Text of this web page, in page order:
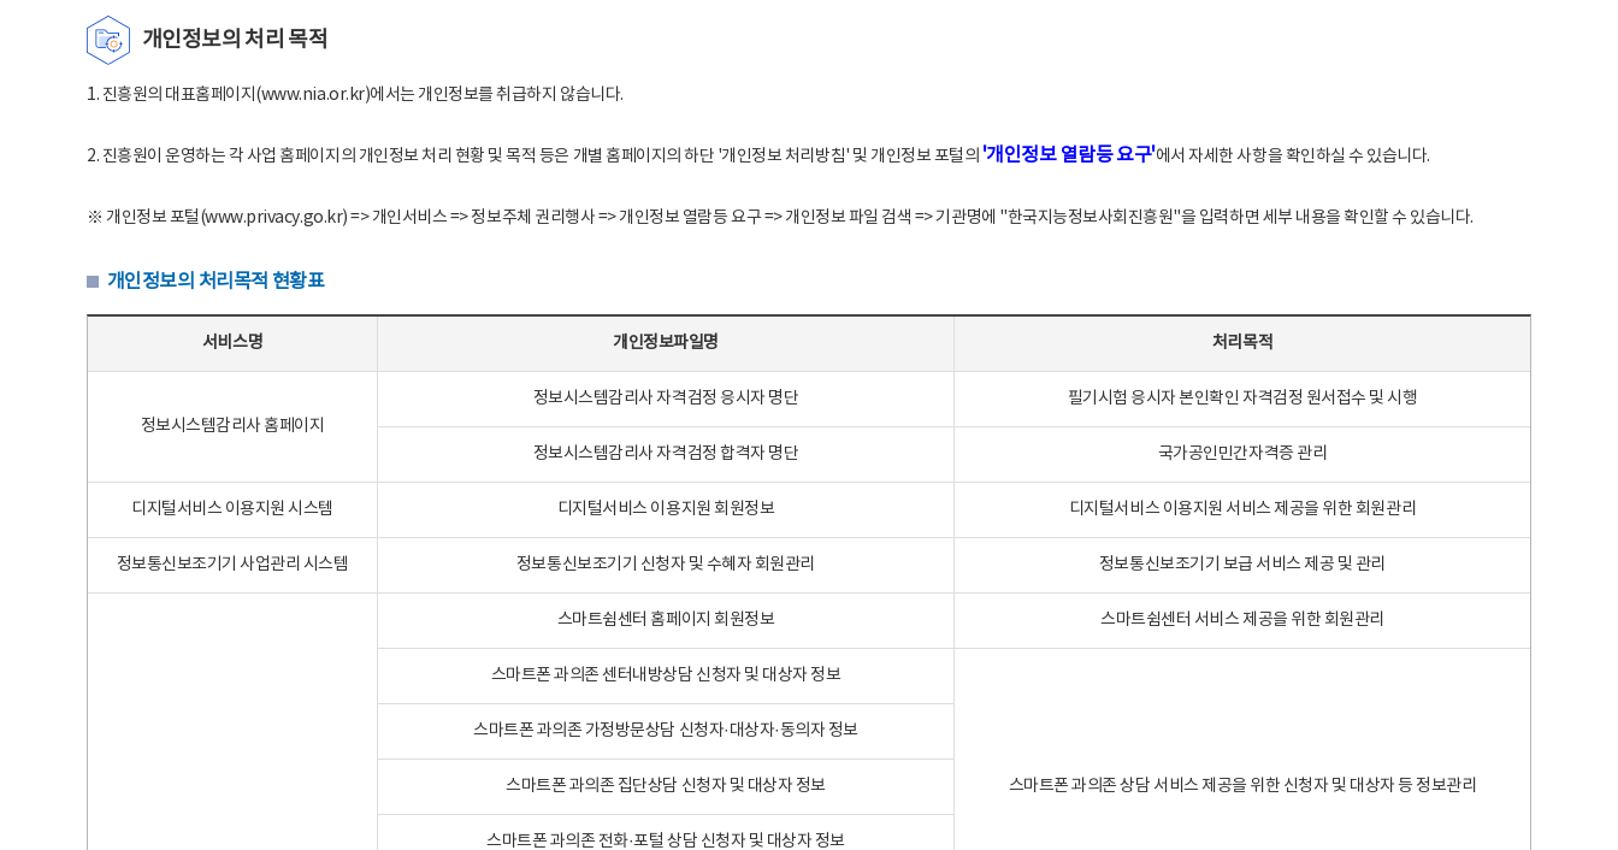
개인정보의 처리 목적
1. 진흥원의 대표홈페이지(www.nia.or.kr)에서는 개인정보를 취급하지 않습니다.
2. 진흥원이 운영하는 각 사업 홈페이지의 개인정보 처리 현황 및 목적 등은 개별 홈페이지의 하단 '개인정보 처리방침' 및 개인정보 포털의 '개인정보 열람등 요구'에서 자세한 사항을 확인하실 수 있습니다.
※ 개인정보 포털(www.privacy.go.kr) => 개인서비스 => 정보주체 권리행사 => 개인정보 열람등 요구 => 개인정보 파일 검색 => 기관명에 "한국지능정보사회진흥원"을 입력하면 세부 내용을 확인할 수 있습니다.
개인정보의 처리목적 현황표
서비스명 개인정보파일명 처리목적
정보시스템감리사 홈페이지
정보시스템감리사 자격검정 응시자 명단 필기시험 응시자 본인확인 자격검정 원서접수 및 시행
정보시스템감리사 자격검정 합격자 명단 국가공인민간자격증 관리
디지털서비스 이용지원 시스템 디지털서비스 이용지원 회원정보 디지털서비스 이용지원 서비스 제공을 위한 회원관리
정보통신보조기기 사업관리 시스템 정보통신보조기기 신청자 및 수혜자 회원관리 정보통신보조기기 보급 서비스 제공 및 관리
스마트쉼센터 홈페이지 회원정보 스마트쉼센터 서비스 제공을 위한 회원관리
스마트폰 과의존 센터내방상담 신청자 및 대상자 정보
스마트폰 과의존 상담 서비스 제공을 위한 신청자 및 대상자 등 정보관리
스마트폰 과의존 가정방문상담 신청자·대상자·동의자 정보
스마트폰 과의존 집단상담 신청자 및 대상자 정보
스마트폰 과의존 전화·포털 상담 신청자 및 대상자 정보